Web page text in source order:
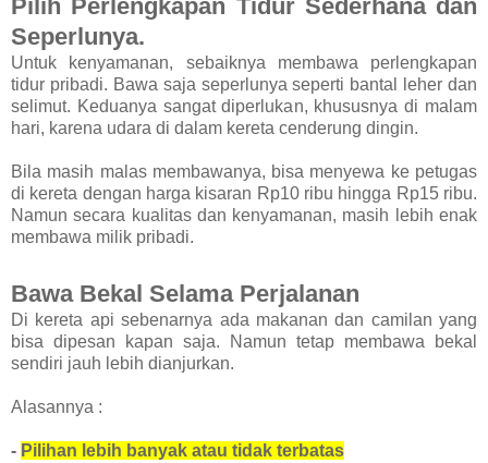
Pilih Perlengkapan Tidur Sederhana dan
Seperlunya.
Untuk kenyamanan, sebaiknya membawa perlengkapan
tidur pribadi. Bawa saja seperlunya seperti bantal leher dan
selimut. Keduanya sangat diperlukan, khususnya di malam
hari, karena udara di dalam kereta cenderung dingin.
Bila masih malas membawanya, bisa menyewa ke petugas
di kereta dengan harga kisaran Rp10 ribu hingga Rp15 ribu.
Namun secara kualitas dan kenyamanan, masih lebih enak
membawa milik pribadi.
Bawa Bekal Selama Perjalanan
Di kereta api sebenarnya ada makanan dan camilan yang
bisa dipesan kapan saja. Namun tetap membawa bekal
sendiri jauh lebih dianjurkan.
Alasannya :
- Pilihan lebih banyak atau tidak terbatas